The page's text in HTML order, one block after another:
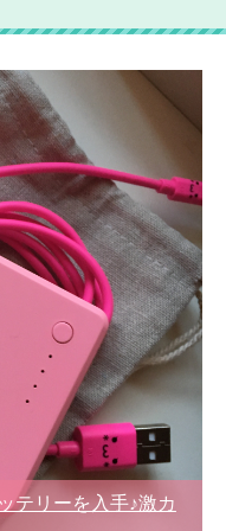
テリーを入手♪激カ